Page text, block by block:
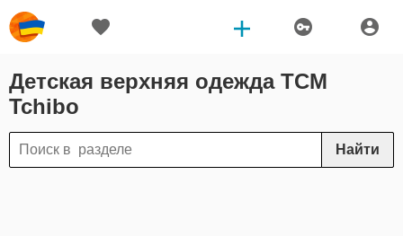
Детская верхняя одежда TCM
Tchibo
Найти